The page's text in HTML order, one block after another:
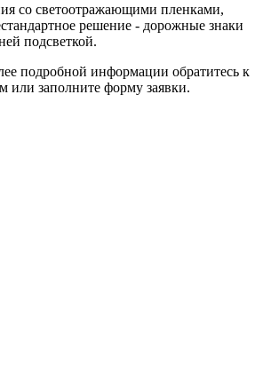
со светоотражающими пленками,
решение - дорожные знаки
подсветкой.
подробной информации обратитесь к
или заполните форму заявки.